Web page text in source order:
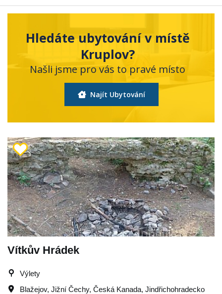
Hledáte ubytování v místě
Kruplov?
Našli jsme pro vás to pravé místo
Najít Ubytování
Vítkův Hrádek
Výlety
Blažejov, Jižní Čechy, Česká Kanada, Jindřichohradecko